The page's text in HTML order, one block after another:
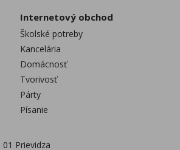
Internetový obchod
Školské potreby
Kancelária
Domácnosť
Tvorivosť
Párty
Písanie
Prievidza